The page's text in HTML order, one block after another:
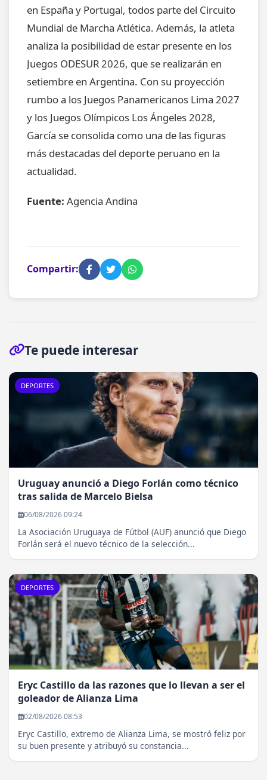
en España y Portugal, todos parte del Circuito
Mundial de Marcha Atlética. Además, la atleta
analiza la posibilidad de estar presente en los
Juegos ODESUR 2026, que se realizarán en
setiembre en Argentina. Con su proyección
rumbo a los Juegos Panamericanos Lima 2027
y los Juegos Olímpicos Los Ángeles 2028,
García se consolida como una de las figuras
más destacadas del deporte peruano en la
actualidad.
Fuente: Agencia Andina
Compartir:
Te puede interesar
DEPORTES
Uruguay anunció a Diego Forlán como técnico
tras salida de Marcelo Bielsa
06/08/2026 09:24
La Asociación Uruguaya de Fútbol (AUF) anunció que Diego
Forlán será el nuevo técnico de la selección...
DEPORTES
Eryc Castillo da las razones que lo llevan a ser el
goleador de Alianza Lima
02/08/2026 08:53
Eryc Castillo, extremo de Alianza Lima, se mostró feliz por
su buen presente y atribuyó su constancia...